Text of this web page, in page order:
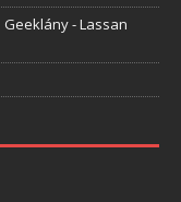
Geeklány-Lassan